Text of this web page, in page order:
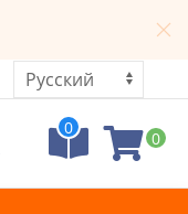
0
0